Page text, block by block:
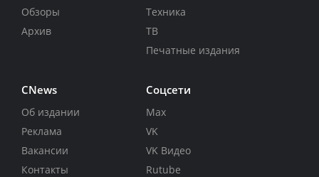
Обзоры
Архив
Техника
ТВ
Печатные издания
CNews
Об издании
Реклама
Вакансии
Контакты
Соцсети
Max
VK
VK Видео
Rutube